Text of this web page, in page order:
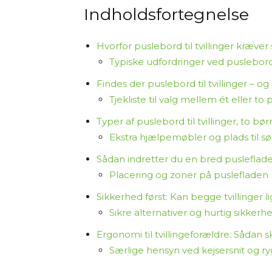
opdaterede eller dækkende.
Jeg vil også gøre opmærksom på, at
vælger at købe et produkt via disse
Jeg synes, det er vigtigt at være ærlig
selv har haft alle produkterne i
tilgængelig viden for at hjælpe dig
Tak fordi du læser med på
Indholdsfortegnelse
Hvorfor puslebord til tvillinger kræver
Typiske udfordringer ved
Findes der puslebord til tvillinger –
Tjekliste til valg mellem ét eller to
Typer af puslebord til tvillinger, to
Ekstra hjælpemøbler og plads til
Sådan indretter du en bred
Placering og zoner på puslefladen
Sikkerhed først: Kan begge tvillinger
Sikre alternativer og hurtig
Ergonomi til tvillingeforældre: Sådan
Særlige hensyn ved kejsersnit og